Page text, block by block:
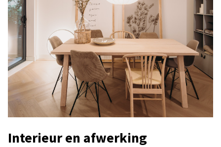
Interieur en afwerking